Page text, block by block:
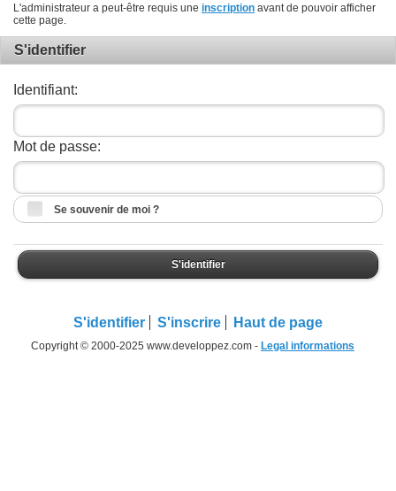
L'administrateur a peut-être requis une inscription avant de pouvoir afficher
cette page.
S'identifier
Identifiant:
Mot de passe:
Se souvenir de moi ?
S'identifier
S'identifier S'inscrire Haut de page
Copyright © 2000-2025 www.developpez.com - Legal informations